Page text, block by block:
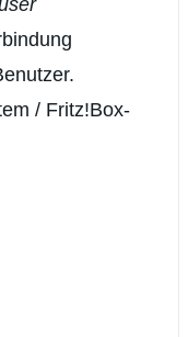
/ Fritz!Box-